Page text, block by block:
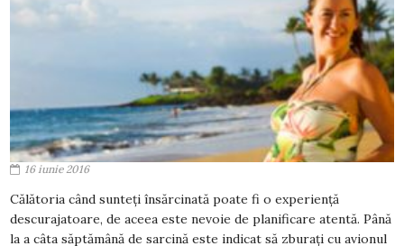
16 iunie 2016
Călătoria când sunteți însărcinată poate fi o experiență
descurajatoare, de aceea este nevoie de planificare atentă. Până
la a câta săptămână de sarcină este indicat să zburați cu avionul